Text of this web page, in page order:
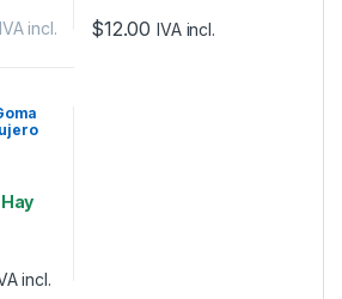
IVA incl. $12.00 IVA incl.
N20
Hay
incl.